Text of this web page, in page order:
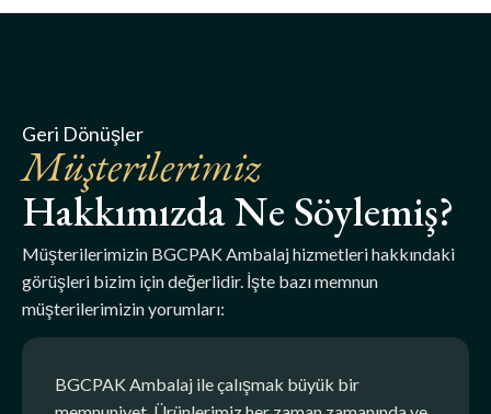
BGCPAK Ambalaj ile çalışmak büyük bir
Geri Dönüşler
Müşterilerimiz
Hakkımızda Ne Söylemiş?
Müşterilerimizin BGCPAK Ambalaj hizmetleri hakkındaki
görüşleri bizim için değerlidir. İşte bazı memnun
müşterilerimizin yorumları: